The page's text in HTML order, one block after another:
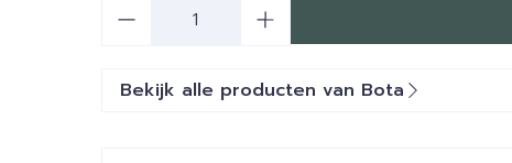
Bekijk alle producten van Bota